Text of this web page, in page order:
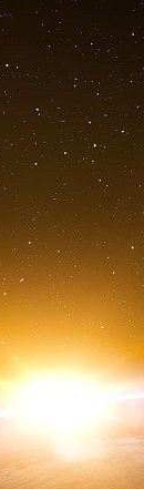
la Russie
Unis et
le
a
entreprises
des
les
de
pas